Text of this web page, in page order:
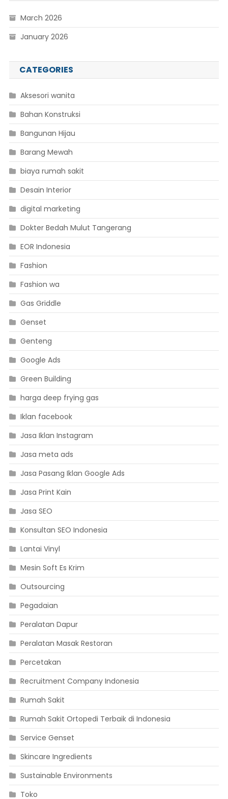
March 2026
January 2026
CATEGORIES
Aksesori wanita
Bahan Konstruksi
Bangunan Hijau
Barang Mewah
biaya rumah sakit
Desain Interior
digital marketing
Dokter Bedah Mulut Tangerang
EOR Indonesia
Fashion
Fashion wa
Gas Griddle
Genset
Genteng
Google Ads
Green Building
harga deep frying gas
Iklan facebook
Jasa Iklan Instagram
Jasa meta ads
Jasa Pasang Iklan Google Ads
Jasa Print Kain
Jasa SEO
Konsultan SEO Indonesia
Lantai Vinyl
Mesin Soft Es Krim
Outsourcing
Pegadaian
Peralatan Dapur
Peralatan Masak Restoran
Percetakan
Recruitment Company Indonesia
Rumah Sakit
Rumah Sakit Ortopedi Terbaik di Indonesia
Service Genset
Skincare Ingredients
Sustainable Environments
Toko